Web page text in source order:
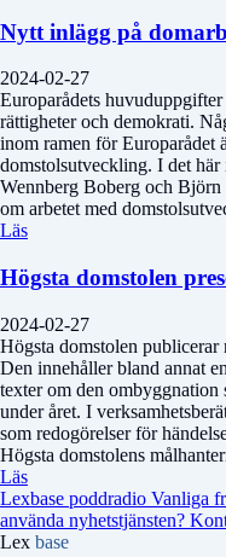
Nytt inlägg på
2024-02-27
Europarådets
rättigheter och demokrati.
inom ramen för Europarådet
domstolsutveckling. I det
Wennberg Boberg och
om arbetet med
Läs
Högsta domstolen
2024-02-27
Högsta domstolen publicerar
Den innehåller bland annat
texter om den ombyggnation
under året. I
som redogörelser för
Högsta domstolens
Läs
Lexbase poddradio Vanliga
använda nyhetstjänsten?
Lex base